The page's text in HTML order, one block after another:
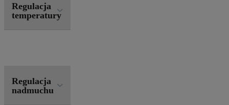
Regulacja
temperatury
Regulacja
nadmuchu